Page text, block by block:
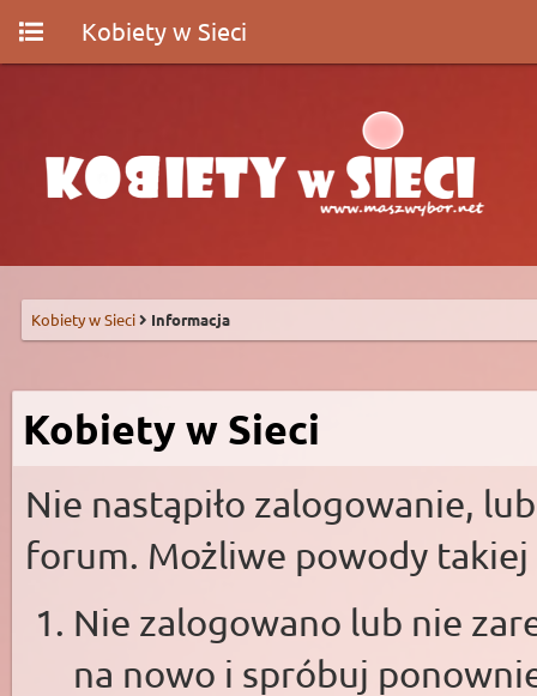
Kobiety w Sieci
Kobiety w Sieci Informacja
Kobiety w Sieci
Nie nastąpiło zalogowanie,
forum. Możliwe powody takiej
Nie zalogowano lub nie
na nowo i spróbuj